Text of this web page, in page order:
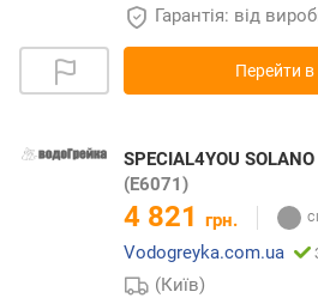
Гарантія: від
Перейти
SPECIAL4YOU
(E6071)
4 821 грн.
Vodogreyka.com.ua
(Київ)